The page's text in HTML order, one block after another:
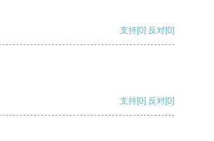
支持[0] 反对[0]
支持[0] 反对[0]